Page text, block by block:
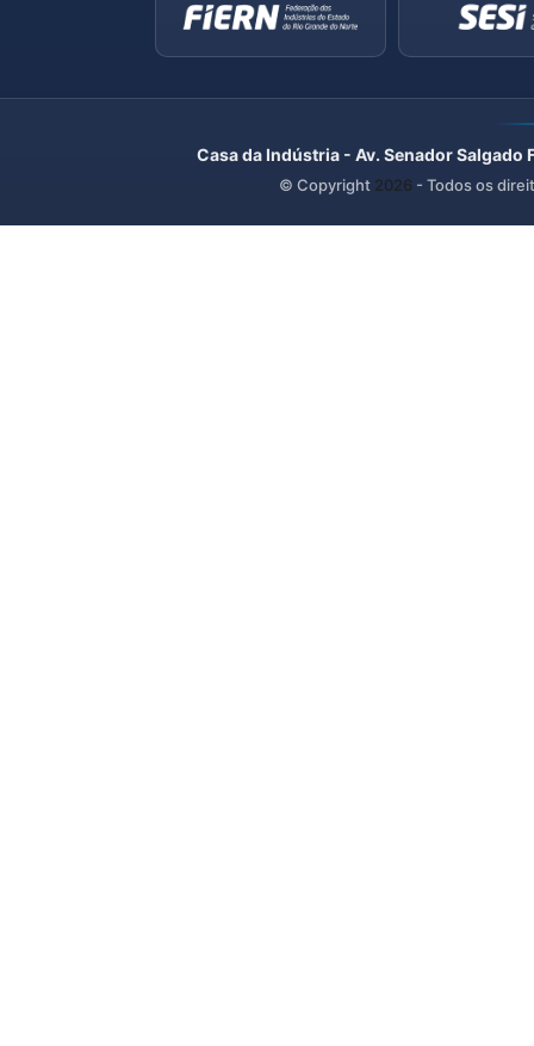
Casa da Indústria - Av. Senador
© Copyright 2026 - Todos os